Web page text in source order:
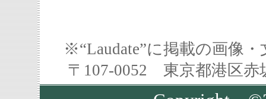
※“Laudate”に掲載の画像
〒107-0052 東京都港区